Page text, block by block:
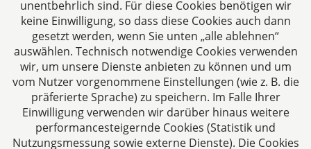
kooperieren, kommt es spätestens bei
Kooperationen, Produktplatzierungen oder
auszuzahlenden Honoraren auf steuerliche
Transparenz an.
Beitrag lesen
unentbehrlich sind. Für diese Cookies benötigen wir
keine Einwilligung, so dass diese Cookies auch dann
gesetzt werden, wenn Sie unten „alle ablehnen“
auswählen. Technisch notwendige Cookies verwenden
wir, um unsere Dienste anbieten zu können und um
vom Nutzer vorgenommene Einstellungen (wie z. B. die
präferierte Sprache) zu speichern. Im Falle Ihrer
Einwilligung verwenden wir darüber hinaus weitere
performancesteigernde Cookies (Statistik und
Nutzungsmessung sowie externe Dienste). Die Cookies